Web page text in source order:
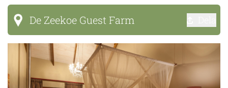
De Zeekoe Guest Farm